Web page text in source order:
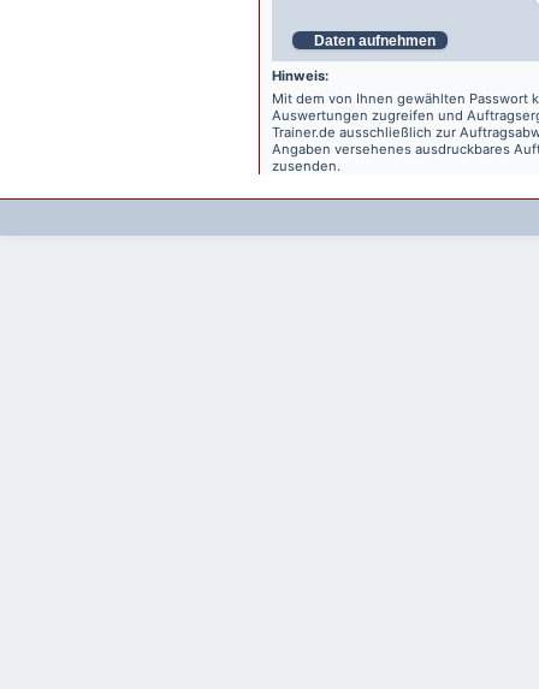
Daten aufnehmen
Hinweis:
Mit dem von Ihnen gewählten Passwort
Auswertungen zugreifen und
Trainer.de ausschließlich zur
Angaben versehenes ausdruckbares
zusenden.